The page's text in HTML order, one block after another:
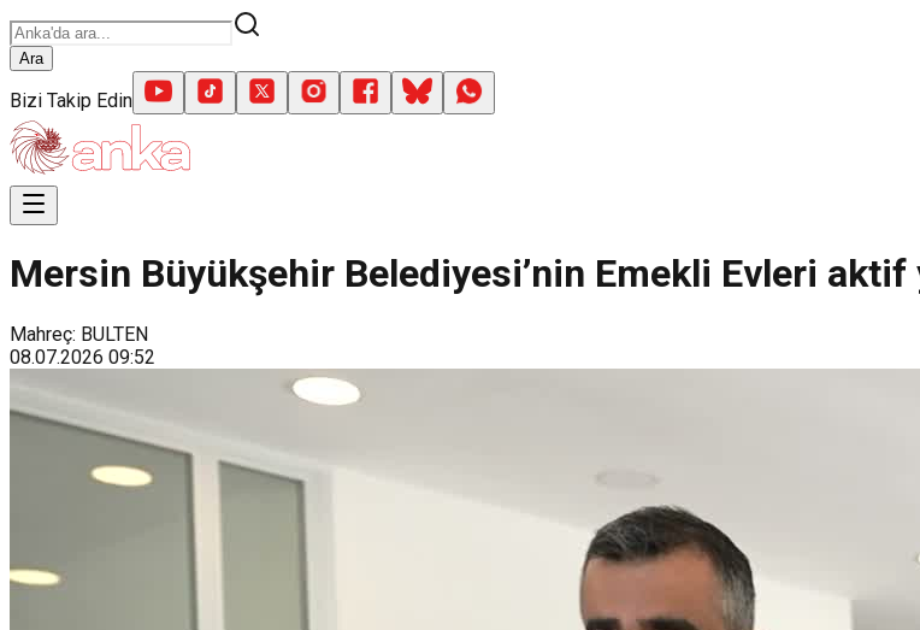
Ara
Bizi Takip Edin
Mersin Büyükşehir Belediyesi’nin Emekli Evleri aktif
Mahreç: BULTEN
08.07.2026 09:52